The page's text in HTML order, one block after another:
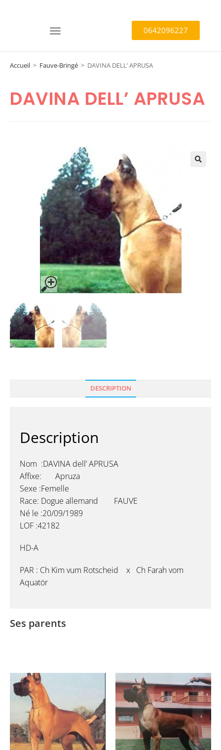
0642096227
Accueil > Fauve-Bringé > DAVINA DELL’ APRUSA
DAVINA DELL’ APRUSA
DESCRIPTION
Description
Nom :DAVINA dell’ APRUSA
Affixe: Apruza
Sexe :Femelle
Race: Dogue allemand FAUVE
Né le :20/09/1989
LOF :42182
HD-A
PAR : Ch Kim vum Rotscheid x Ch Farah vom
Aquatör
Ses parents